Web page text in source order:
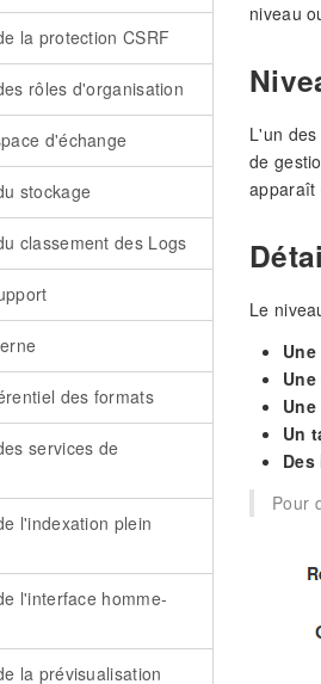
la protection CSRF
rôles d'organisation
d'échange
stockage
classement des Logs
des formats
services de
l'indexation plein
l'interface homme-
la prévisualisation
niveau
L'un
de
apparaît
Le
Un
Pour